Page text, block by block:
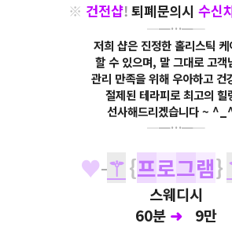
※ 건전샵! 퇴폐문의시 수신
━━…━━
저희 샵은 진정한 홀리스틱 케
할 수있으며, 말 그대로 고객
관리 만족을위해우아하고 건
절제된 테라피로최고의 힐
선사해드리겠습니다 ~
━━…━━
♥ ⚚{프로그램}
스웨디시
60분 ➜ 9만